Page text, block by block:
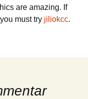
are amazing. If
must try jiliokcc.